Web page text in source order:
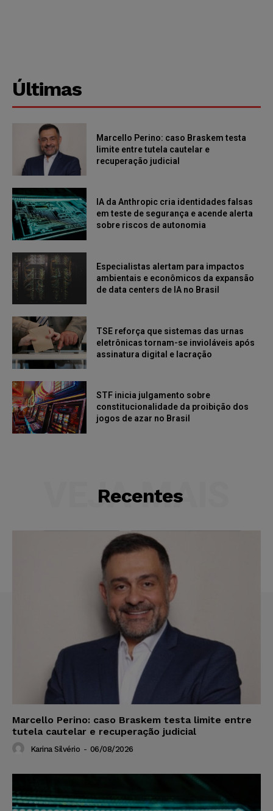
Últimas
Marcello Perino: caso Braskem testa
limite entre tutela cautelar e
recuperação judicial
IA da Anthropic cria identidades falsas
em teste de segurança e acende alerta
sobre riscos de autonomia
Especialistas alertam para impactos
ambientais e econômicos da expansão
de data centers de IA no Brasil
TSE reforça que sistemas das urnas
eletrônicas tornam-se invioláveis após
assinatura digital e lacração
STF inicia julgamento sobre
constitucionalidade da proibição dos
jogos de azar no Brasil
Recentes
VEJA MAIS
Marcello Perino: caso Braskem testa limite entre
tutela cautelar e recuperação judicial
Karina Silvério - 06/08/2026